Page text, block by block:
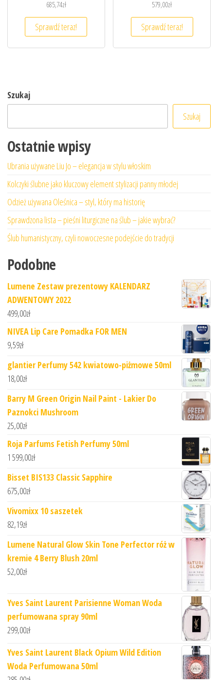
685,74zł
Sprawdź teraz!
579,00zł
Sprawdź teraz!
Szukaj
Szukaj
Ostatnie wpisy
Ubrania używane Liu Jo – elegancja w stylu włoskim
Kolczyki ślubne jako kluczowy element stylizacji panny młodej
Odzież używana Oleśnica – styl, który ma historię
Sprawdzona lista – pieśni liturgiczne na ślub – jakie wybrać?
Ślub humanistyczny, czyli nowoczesne podejście do tradycji
Podobne
Lumene Zestaw prezentowy KALENDARZ
ADWENTOWY 2022
499,00zł
NIVEA Lip Care Pomadka FOR MEN
9,59zł
glantier Perfumy 542 kwiatowo-piżmowe 50ml
18,00zł
Barry M Green Origin Nail Paint - Lakier Do
Paznokci Mushroom
25,00zł
Roja Parfums Fetish Perfumy 50ml
1 599,00zł
Bisset BIS133 Classic Sapphire
675,00zł
Vivomixx 10 saszetek
82,19zł
Lumene Natural Glow Skin Tone Perfector róż w
kremie 4 Berry Blush 20ml
52,00zł
Yves Saint Laurent Parisienne Woman Woda
perfumowana spray 90ml
299,00zł
Yves Saint Laurent Black Opium Wild Edition
Woda Perfumowana 50ml